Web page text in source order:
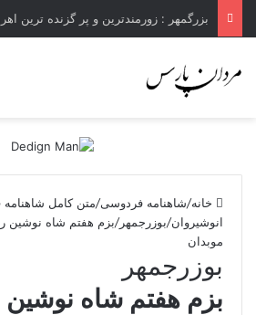
خانه/شاهنامه فردوسی/متن کامل
انوشیروان/بوزرجمهر/بزم هفتم شاه نوشین
موبدان
بوزرجمهر
بزم هفتم شاه نوشین